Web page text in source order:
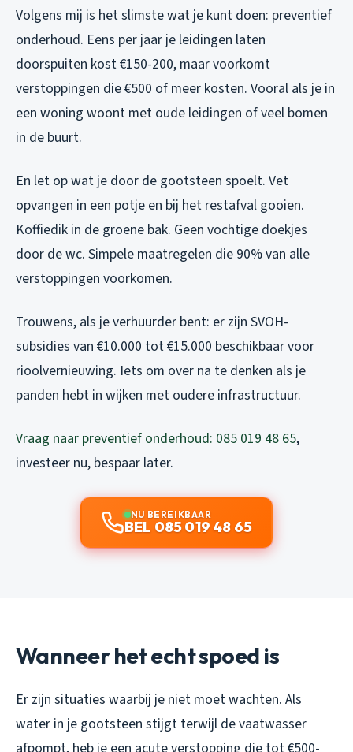
Volgens mij is het slimste wat je kunt doen: preventief
onderhoud. Eens per jaar je leidingen laten
doorspuiten kost €150-200, maar voorkomt
verstoppingen die €500 of meer kosten. Vooral als je in
een woning woont met oude leidingen of veel bomen
in de buurt.
En let op wat je door de gootsteen spoelt. Vet
opvangen in een potje en bij het restafval gooien.
Koffiedik in de groene bak. Geen vochtige doekjes
door de wc. Simpele maatregelen die 90% van alle
verstoppingen voorkomen.
Trouwens, als je verhuurder bent: er zijn SVOH-
subsidies van €10.000 tot €15.000 beschikbaar voor
rioolvernieuwing. Iets om over na te denken als je
panden hebt in wijken met oudere infrastructuur.
Vraag naar preventief onderhoud: 085 019 48 65,
investeer nu, bespaar later.
NU BEREIKBAAR
BEL 085 019 48 65
Wanneer het echt spoed is
Er zijn situaties waarbij je niet moet wachten. Als
water in je gootsteen stijgt terwijl de vaatwasser